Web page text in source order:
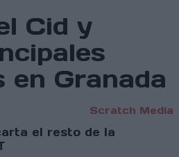
Cid y
en Granada
Scratch Media